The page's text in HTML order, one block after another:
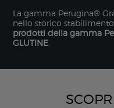
La gamma Perugina®
nello storico
prodotti della gamma
GLUTINE